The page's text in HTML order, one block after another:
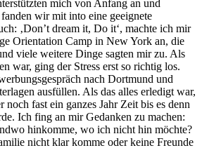
mich von Anfang an und
wir mit into eine geeignete
‚Don’t dream it, Do it‘, machte ich mir
Orientation Camp in New York an, die
viele weitere Dinge sagten mir zu. Als
war, ging der Stress erst so richtig los.
nach Dortmund und
ausfüllen. Als das alles erledigt war,
noch fast ein ganzes Jahr Zeit bis es denn
Ich fing an mir Gedanken zu machen:
hinkomme, wo ich nicht hin möchte?
nicht klar komme oder keine Freunde